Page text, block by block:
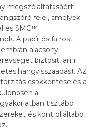
megszólaltatásáért
felel, amelyek
és SMC™
A papír és fa rost
alacsony
biztosít, ami
hangvisszaadást. Az
csökkentése és a
a
tisztább
és kontrolláltabb